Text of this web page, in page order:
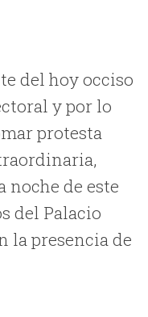
del hoy occiso
y por lo
protesta
noche de este
del Palacio
la presencia de